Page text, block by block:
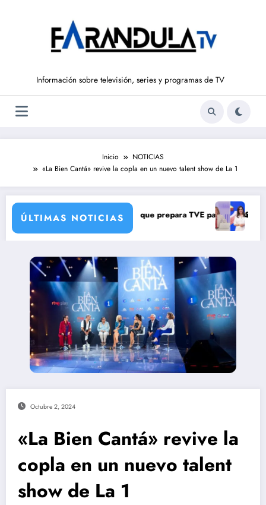
Información sobre televisión, series y programas de TV
Inicio
NOTICIAS
«La Bien Cantá» revive la copla en un nuevo talent show de La 1
ÚLTIMAS NOTICIAS
con una verdad brutal
de corresponsales que prepara TVE para su nueva temporada
Silvia
Octubre 2, 2024
«La Bien Cantá» revive la
copla en un nuevo talent
show de La 1